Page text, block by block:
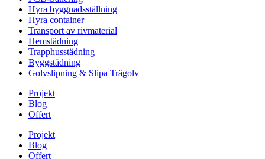
Hyra byggnadsställning
Hyra container
Transport av rivmaterial
Hemstädning
Trapphusstädning
Byggstädning
Golvslipning & Slipa Trägolv
Projekt
Blog
Offert
Projekt
Blog
Offert